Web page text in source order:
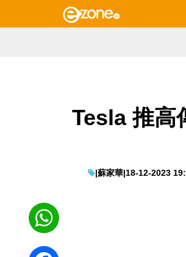
Tesla 推高
|蘇家華|18-12-2023
WhatsApp